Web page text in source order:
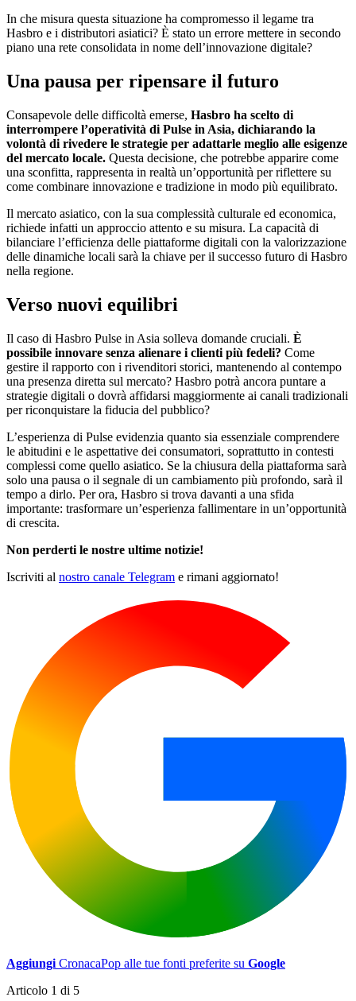
In che misura questa situazione ha compromesso il legame tra
Hasbro e i distributori asiatici? È stato un errore mettere in secondo
piano una rete consolidata in nome dell’innovazione digitale?
Una pausa per ripensare il futuro
Consapevole delle difficoltà emerse, Hasbro ha scelto di
interrompere l’operatività di Pulse in Asia, dichiarando la
volontà di rivedere le strategie per adattarle meglio alle esigenze
del mercato locale. Questa decisione, che potrebbe apparire come
una sconfitta, rappresenta in realtà un’opportunità per riflettere su
come combinare innovazione e tradizione in modo più equilibrato.
Il mercato asiatico, con la sua complessità culturale ed economica,
richiede infatti un approccio attento e su misura. La capacità di
bilanciare l’efficienza delle piattaforme digitali con la valorizzazione
delle dinamiche locali sarà la chiave per il successo futuro di Hasbro
nella regione.
Verso nuovi equilibri
Il caso di Hasbro Pulse in Asia solleva domande cruciali. È
possibile innovare senza alienare i clienti più fedeli? Come
gestire il rapporto con i rivenditori storici, mantenendo al contempo
una presenza diretta sul mercato? Hasbro potrà ancora puntare a
strategie digitali o dovrà affidarsi maggiormente ai canali tradizionali
per riconquistare la fiducia del pubblico?
L’esperienza di Pulse evidenzia quanto sia essenziale comprendere
le abitudini e le aspettative dei consumatori, soprattutto in contesti
complessi come quello asiatico. Se la chiusura della piattaforma sarà
solo una pausa o il segnale di un cambiamento più profondo, sarà il
tempo a dirlo. Per ora, Hasbro si trova davanti a una sfida
importante: trasformare un’esperienza fallimentare in un’opportunità
di crescita.
Non perderti le nostre ultime notizie!
Iscriviti al nostro canale Telegram e rimani aggiornato!
Aggiungi CronacaPop alle tue fonti preferite su Google
Articolo 1 di 5